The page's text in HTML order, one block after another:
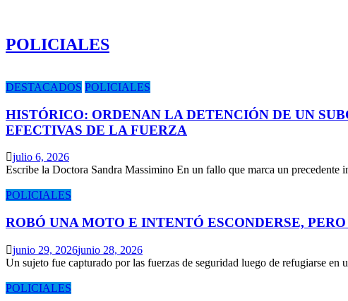
POLICIALES
DESTACADOS POLICIALES
HISTÓRICO: ORDENAN LA DETENCIÓN DE UN
EFECTIVAS DE LA FUERZA
julio 6, 2026
Escribe la Doctora Sandra Massimino En un fallo que marca un precedente
POLICIALES
ROBÓ UNA MOTO E INTENTÓ ESCONDERSE,
junio 29, 2026junio 28, 2026
Un sujeto fue capturado por las fuerzas de seguridad luego de refugiarse
POLICIALES